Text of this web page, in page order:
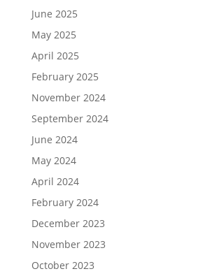
June 2025
May 2025
April 2025
February 2025
November 2024
September 2024
June 2024
May 2024
April 2024
February 2024
December 2023
November 2023
October 2023